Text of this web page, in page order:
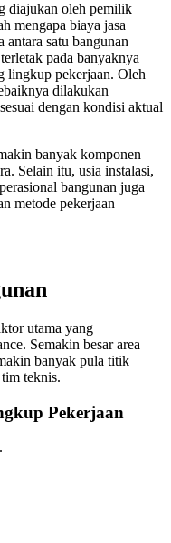
diajukan oleh pemilik
mengapa biaya jasa
antara satu bangunan
pada banyaknya
lingkup pekerjaan. Oleh
dilakukan
dengan kondisi aktual
banyak komponen
Selain itu, usia instalasi,
bangunan juga
metode pekerjaan
utama yang
Semakin besar area
banyak pula titik
teknis.
Pekerjaan